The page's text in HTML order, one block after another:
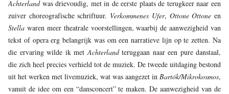
Achterlandwas drievoudig, met in de eerste plaats de terugkeer naar een
zuiver choreografische schriftuur. Verkommenes Ufer, Ottone Ottone en
Stella waren meer theatrale voorstellingen, waarbij de aanwezigheid van
tekst of opera erg belangrijk was om een narratieve lijn op te zetten. Na
die ervaring wilde ik metAchterlandteruggaan naar een pure danstaal,
die zich heel precies verhield tot de muziek. De tweede uitdaging bestond
uit het werken met livemuziek, wat was aangezet in Bartók/Mikrokosmos,
vanuit de idee om een “dansconcert” te maken. De aanwezigheid van de